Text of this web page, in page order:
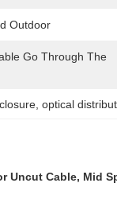
Outdoor
Go Through The
, optical
Uncut Cable, Mid